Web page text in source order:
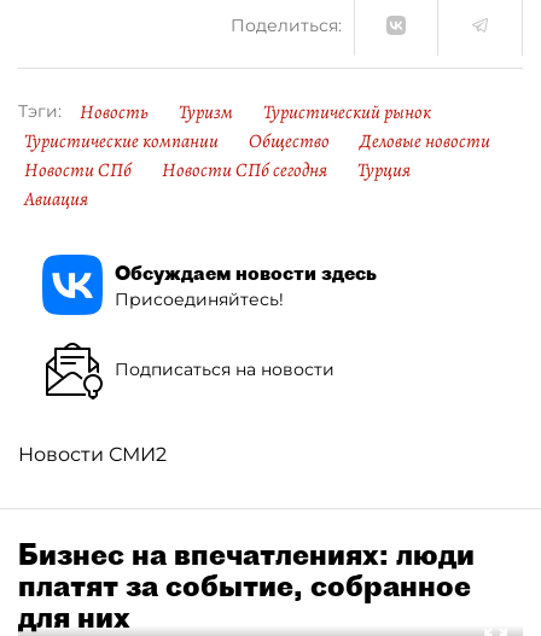
Поделиться:
Тэги: Новость Туризм
Туристический рынок
Туристические компании
Общество
Деловые новости
Новости СПб
Новости СПб сегодня
Турция
Авиация
Обсуждаем новости здесь
Присоединяйтесь!
Подписаться на новости
Новости СМИ2
Бизнес на впечатлениях: люди
платят за событие, собранное
для них